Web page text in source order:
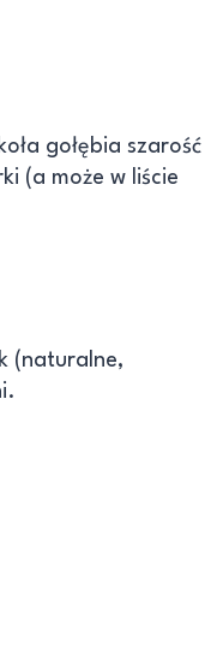
gołębia szarość
(a może w liście
(naturalne,